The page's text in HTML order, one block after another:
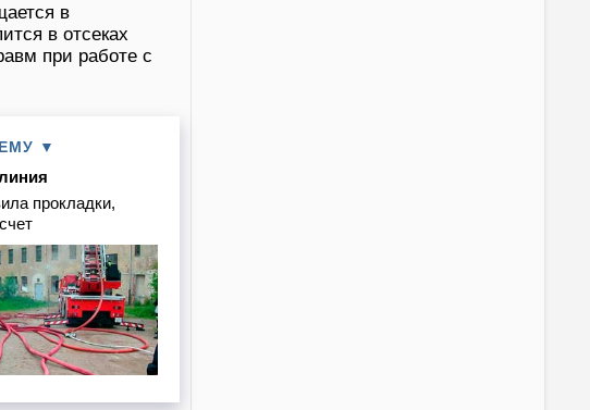
в
в отсеках
при работе с
▼
прокладки,